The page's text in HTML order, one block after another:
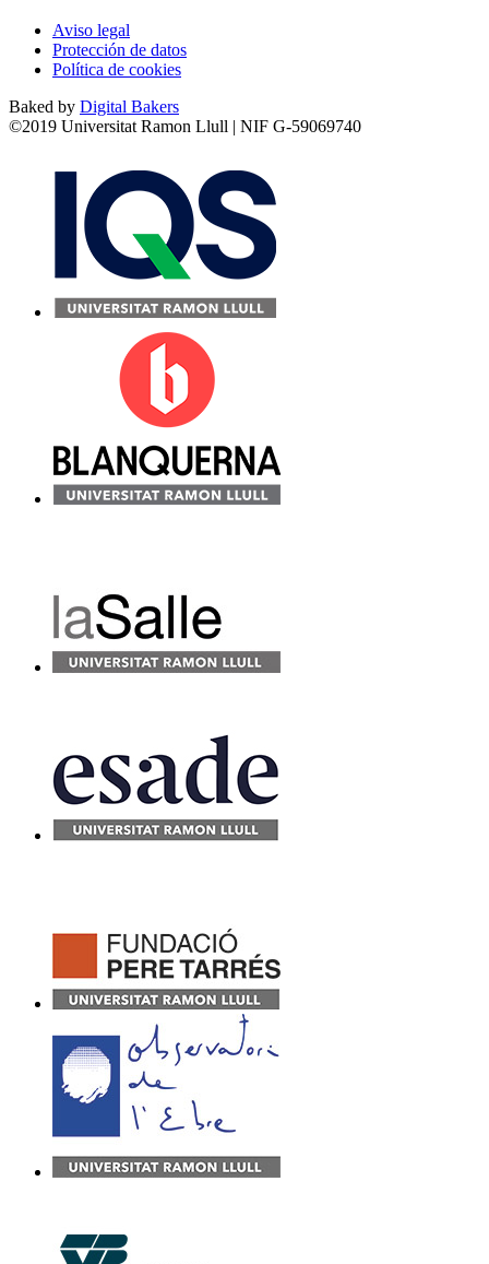
Aviso legal
Protección de datos
Política de cookies
Baked by Digital Bakers
©2019 Universitat Ramon Llull | NIF G-59069740